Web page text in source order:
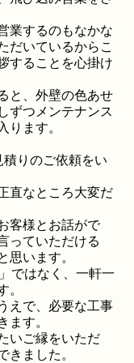
業するのもなかな
だいているからこ
することを心掛け
と、外壁の色あせ
ずつメンテナンス
ります。
りのご依頼をい
直なところ大変だ
客様とお話がで
っていただける
思います。
ではなく、一軒一
。
えで、必要な工事
ます。
いご縁をいただ
きました。